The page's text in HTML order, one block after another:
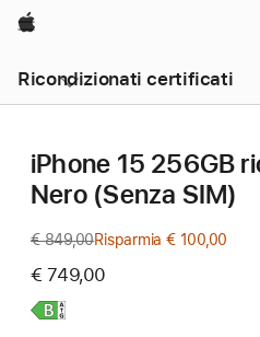
Apple
Ricondizionati certificati
iPhone 15 256GB
Nero (Senza SIM)
€ 849,00Prezzo
Risparmia € 100,00
€ 749,00
Scopri